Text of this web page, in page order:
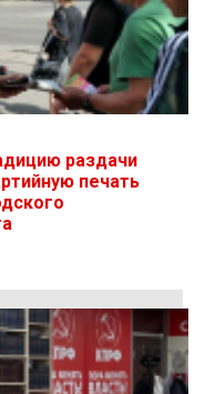
раздачи
печать